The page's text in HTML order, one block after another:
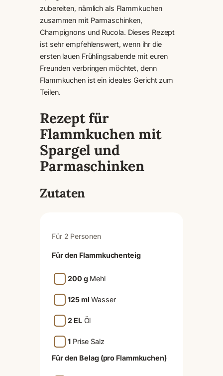
zubereiten, nämlich als Flammkuchen
zusammen mit Parmaschinken,
Champignons und Rucola. Dieses Rezept
ist sehr empfehlenswert, wenn ihr die
ersten lauen Frühlingsabende mit euren
Freunden verbringen möchtet, denn
Flammkuchen ist ein ideales Gericht zum
Teilen.
Rezept für
Flammkuchen mit
Spargel und
Parmaschinken
Zutaten
Für 2 Personen
Für den Flammkuchenteig
200 gMehl
125 ml Wasser
2 ELÖl
1Prise Salz
Für den Belag (pro Flammkuchen)